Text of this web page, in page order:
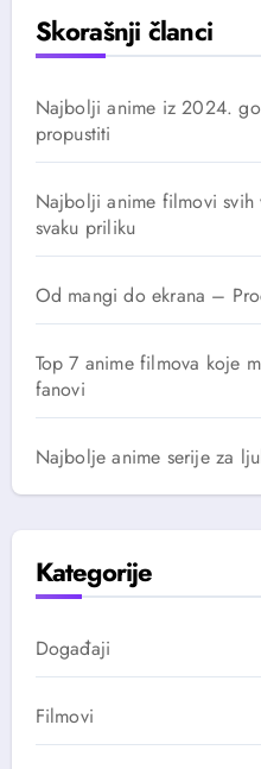
a
g
a
z
a
:
Skorašnji članci
Najbolji anime iz 2024.
propustiti
Najbolji anime filmovi svih
svaku priliku
Od mangi do ekrana –
Top 7 anime filmova koje
fanovi
Najbolje anime serije za
Kategorije
Događaji
Filmovi